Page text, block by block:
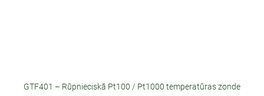
GTF401 – Rūpnieciskā Pt100 / Pt1000 temperatūras zonde